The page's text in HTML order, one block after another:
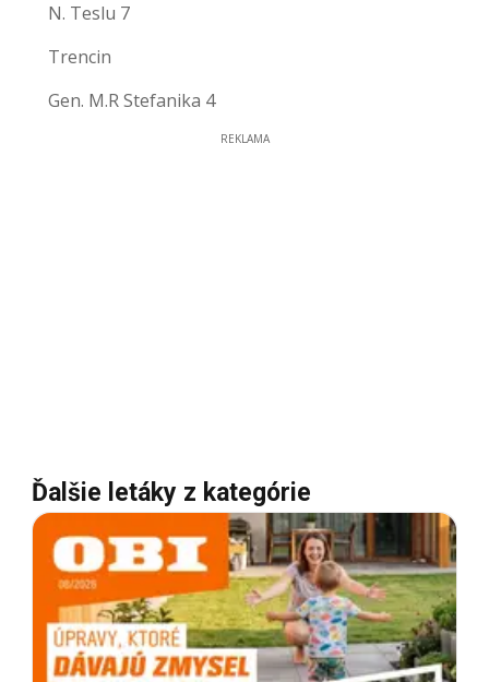
N. Teslu 7
Trencin
Gen. M.R Stefanika 4
REKLAMA
Ďalšie letáky z kategórie